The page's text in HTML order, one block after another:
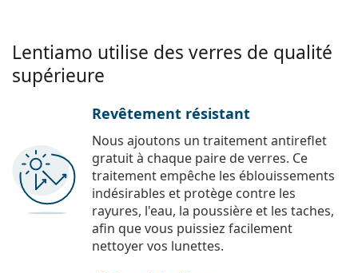
Lentiamo utilise des verres de qualité
supérieure
Revêtement résistant
Nous ajoutons un traitement antireflet
gratuit à chaque paire de verres. Ce
traitement empêche les éblouissements
indésirables et protège contre les
rayures, l'eau, la poussière et les taches,
afin que vous puissiez facilement
nettoyer vos lunettes.